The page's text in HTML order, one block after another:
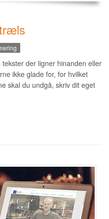
der ligner hinanden eller
ikke glade for, for hvilket
skal du undgå, skriv dit eget